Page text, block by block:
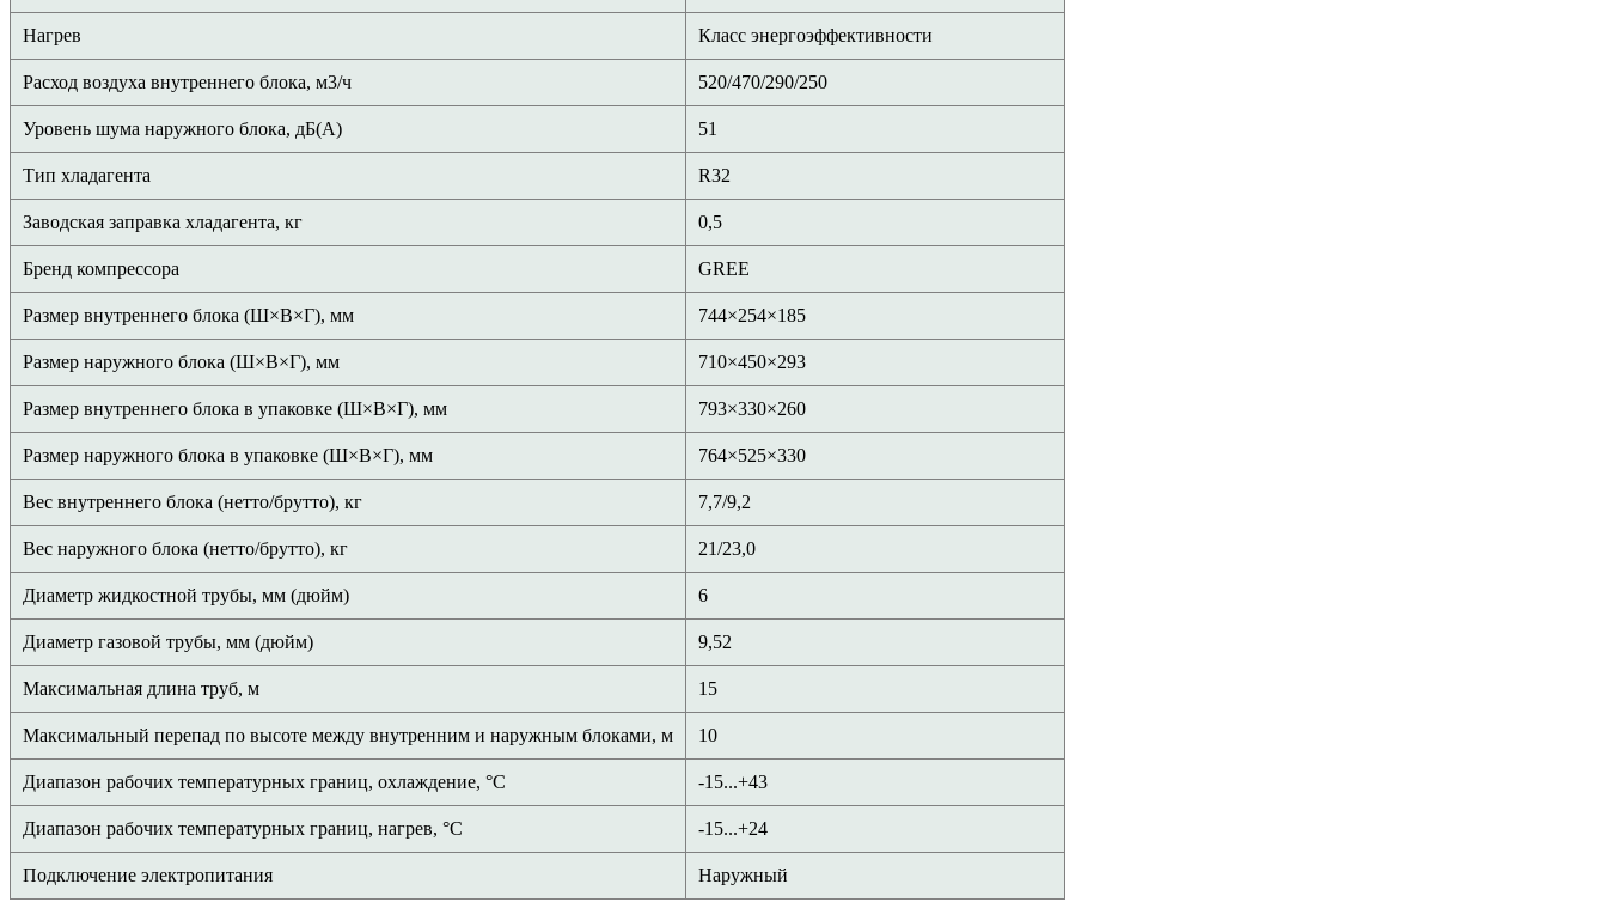
Нагрев Класс энергоэффективности
Расход воздуха внутреннего блока, м3/ч 520/470/290/250
Уровень шума наружного блока, дБ(А) 51
Тип хладагента R32
Заводская заправка хладагента, кг 0,5
Бренд компрессора GREE
Размер внутреннего блока (Ш×В×Г), мм 744×254×185
Размер наружного блока (Ш×В×Г), мм 710×450×293
Размер внутреннего блока в упаковке (Ш×В×Г), мм 793×330×260
Размер наружного блока в упаковке (Ш×В×Г), мм 764×525×330
Вес внутреннего блока (нетто/брутто), кг 7,7/9,2
Вес наружного блока (нетто/брутто), кг 21/23,0
Диаметр жидкостной трубы, мм (дюйм) 6
Диаметр газовой трубы, мм (дюйм) 9,52
Максимальная длина труб, м 15
Максимальный перепад по высоте между внутренним и наружным блоками, м 10
Диапазон рабочих температурных границ, охлаждение, °C -15...+43
Диапазон рабочих температурных границ, нагрев, °C -15...+24
Подключение электропитания Наружный